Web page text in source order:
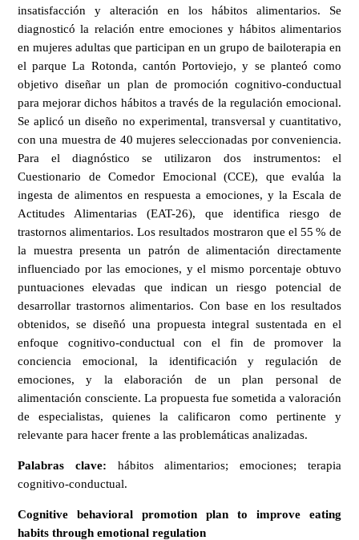
insatisfacción y alteración en los hábitos alimentarios. Se
diagnosticó la relación entre emociones y hábitos alimentarios
en mujeres adultas que participan en un grupo de bailoterapia en
el parque La Rotonda, cantón Portoviejo, y se planteó como
objetivo diseñar un plan de promoción cognitivo-conductual
para mejorar dichos hábitos a través de la regulación emocional.
Se aplicó un diseño no experimental, transversal y cuantitativo,
con una muestra de 40 mujeres seleccionadas por conveniencia.
Para el diagnóstico se utilizaron dos instrumentos: el
Cuestionario de Comedor Emocional (CCE), que evalúa la
ingesta de alimentos en respuesta a emociones, y la Escala de
Actitudes Alimentarias (EAT-26), que identifica riesgo de
trastornos alimentarios. Los resultados mostraron que el 55 % de
la muestra presenta un patrón de alimentación directamente
influenciado por las emociones, y el mismo porcentaje obtuvo
puntuaciones elevadas que indican un riesgo potencial de
desarrollar trastornos alimentarios. Con base en los resultados
obtenidos, se diseñó una propuesta integral sustentada en el
enfoque cognitivo-conductual con el fin de promover la
conciencia emocional, la identificación y regulación de
emociones, y la elaboración de un plan personal de
alimentación consciente. La propuesta fue sometida a valoración
de especialistas, quienes la calificaron como pertinente y
relevante para hacer frente a las problemáticas analizadas.
Palabras clave: hábitos alimentarios; emociones; terapia
cognitivo-conductual.
Cognitive behavioral promotion plan to improve eating
habits through emotional regulation